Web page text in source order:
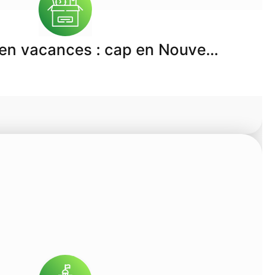
vacances : cap en Nouve…